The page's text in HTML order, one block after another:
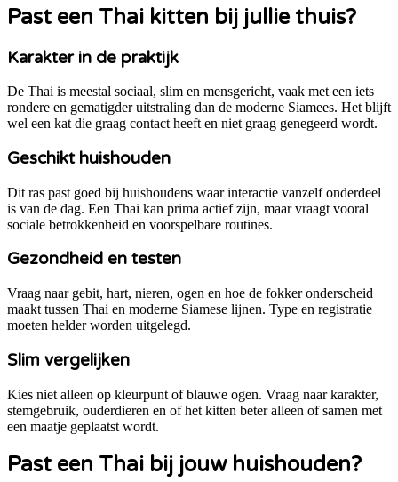
Past een Thai kitten bij jullie thuis?
Karakter in de praktijk
De Thai is meestal sociaal, slim en mensgericht, vaak met een iets
rondere en gematigder uitstraling dan de moderne Siamees. Het blijft
wel een kat die graag contact heeft en niet graag genegeerd wordt.
Geschikt huishouden
Dit ras past goed bij huishoudens waar interactie vanzelf onderdeel
is van de dag. Een Thai kan prima actief zijn, maar vraagt vooral
sociale betrokkenheid en voorspelbare routines.
Gezondheid en testen
Vraag naar gebit, hart, nieren, ogen en hoe de fokker onderscheid
maakt tussen Thai en moderne Siamese lijnen. Type en registratie
moeten helder worden uitgelegd.
Slim vergelijken
Kies niet alleen op kleurpunt of blauwe ogen. Vraag naar karakter,
stemgebruik, ouderdieren en of het kitten beter alleen of samen met
een maatje geplaatst wordt.
Past een Thai bij jouw huishouden?